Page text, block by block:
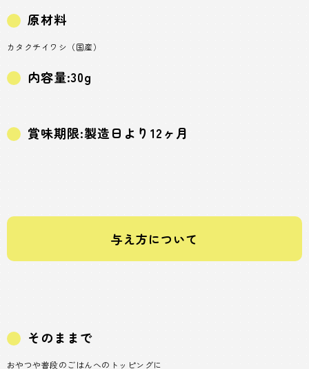
原材料
カタクチイワシ（国産）
内容量:30g
賞味期限:製造日より12ヶ月
与え方について
そのままで
おやつや普段のごはんへのトッピングに